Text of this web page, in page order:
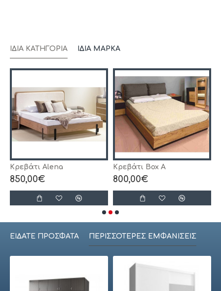
ΊΔΙΑ ΚΑΤΗΓΟΡΊΑ ΊΔΙΑ ΜΆΡΚΑ
Κρεβάτι Alena
850,00€
Κρεβάτι Box A
800,00€
ΕΊΔΑΤΕ ΠΡΌΣΦΑΤΑ ΠΕΡΙΣΣΌΤΕΡΕΣ ΕΜΦΑΝΊΣΕΙΣ